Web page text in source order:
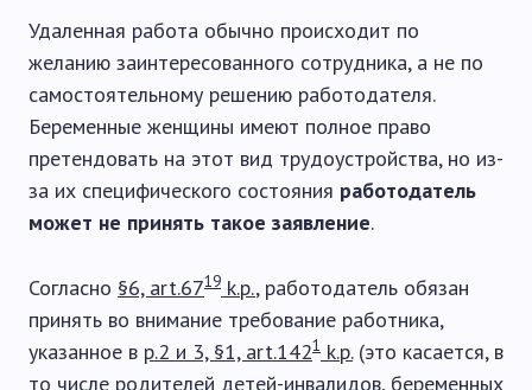
Удаленная работа обычно происходит по
желанию заинтересованного сотрудника, а не по
самостоятельному решению работодателя.
Беременные женщины имеют полное право
претендовать на этот вид трудоустройства, но из-
за их специфического состояния работодатель
может не принять такое заявление.
Согласно §6, art.6719 k.p., работодатель обязан
принять во внимание требование работника,
указанное в p.2 и 3, §1, art.1421 k.p.(это касается, в
то числе родителей детей-инвалидов, беременных